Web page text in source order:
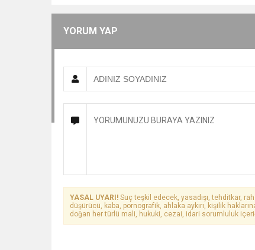
YORUM YAP
YASAL UYARI! Suç teşkil edecek, yasadışı, tehditkar,
düşürücü, kaba, pornografik, ahlaka aykırı, kişilik
doğan her türlü mali, hukuki, cezai, idari sorumluluk